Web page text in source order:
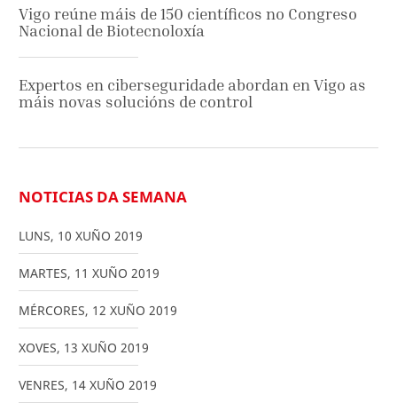
Vigo reúne máis de 150 científicos no Congreso
Nacional de Biotecnoloxía
Expertos en ciberseguridade abordan en Vigo as
máis novas solucións de control
NOTICIAS DA SEMANA
LUNS, 10 XUÑO 2019
MARTES, 11 XUÑO 2019
MÉRCORES, 12 XUÑO 2019
XOVES, 13 XUÑO 2019
VENRES, 14 XUÑO 2019